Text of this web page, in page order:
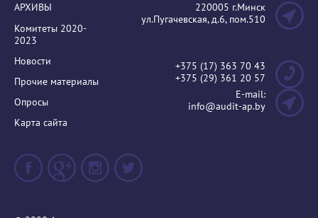
АРХИВЫ
Комитеты 2020-
2023
Новости
Прочие материалы
Опросы
Карта сайта
220005 г.Минск
ул.Пугачевская, д.6, пом.510
+375 (17) 363 70 43
+375 (29) 361 20 57
E-mail:
info@audit-ap.by